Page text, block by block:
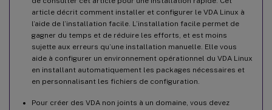
article décrit comment installer et configurer le VDA Linux à
l’aide de l’installation facile. L’installation facile permet de
gagner du temps et de réduire les efforts, et est moins
sujette aux erreurs qu’une installation manuelle. Elle vous
aide à configurer un environnement opérationnel du VDA Linux
en installant automatiquement les packages nécessaires et
en personnalisant les fichiers de configuration.
Pour créer des VDA non joints à un domaine, vous devez
Les tentatives de lancement de sessions de bureau Ubuntu
échouent en raison d’un répertoire personnel manquant
La session ne se lance pas ou se termine rapidement avec une
erreur dbus
SELinux empêche SSHD d’accéder au répertoire personnel